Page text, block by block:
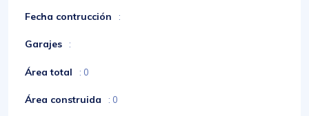
Fecha contrucción :
Garajes :
Área total : 0
Área construida : 0